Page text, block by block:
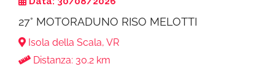
27° MOTORADUNO RISO MELOTTI
Isola della Scala, VR
Distanza: 30.2 km